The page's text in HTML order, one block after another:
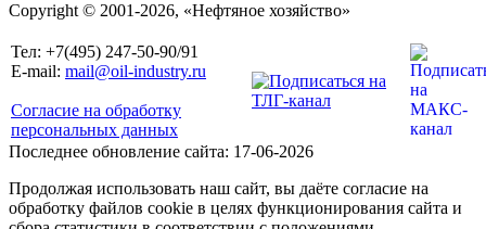
Copyright © 2001-2026, «Нефтяное хозяйство»
Тел: +7(495) 247-50-90/91
E-mail: mail@oil-industry.ru
Согласие на обработку
персональных данных
Последнее обновление сайта: 17-06-2026
Продолжая использовать наш сайт, вы даёте согласие на
обработку файлов cookie в целях функционирования сайта и